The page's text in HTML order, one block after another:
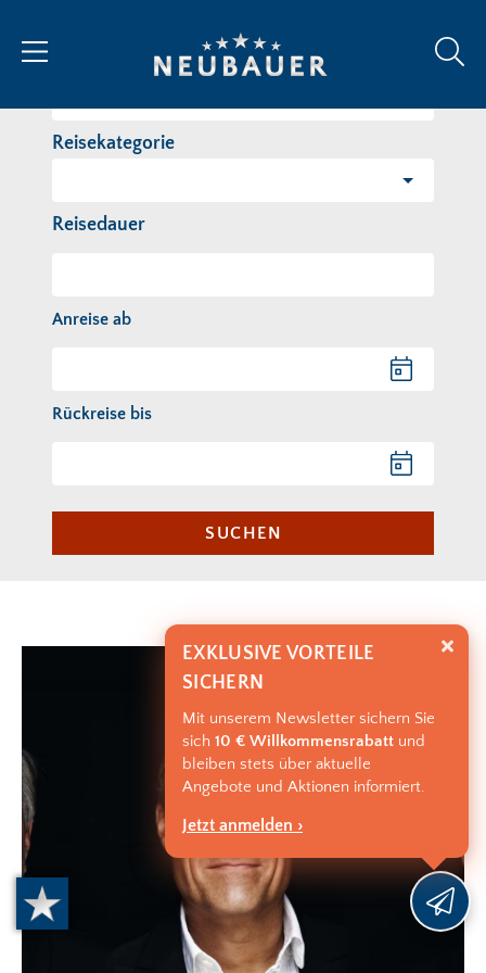
Reisekategorie
Reisedauer
Anreise ab
Rückreise bis
SUCHEN
EXKLUSIVE VORTEILE
SICHERN
Mit unserem Newsletter sichern Sie
sich 10 € Willkommensrabatt und
bleiben stets über aktuelle
Angebote und Aktionen informiert.
Jetzt anmelden ›